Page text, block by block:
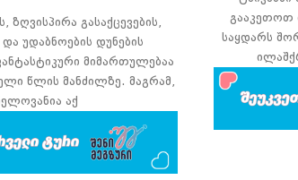
ზღვისპირა გასაქცევების,
უდაბნოების დუნების
მიმართულებაა
წლის მანძილზე. მაგრამ,
აქ
გააკეთოთ
საყდარს